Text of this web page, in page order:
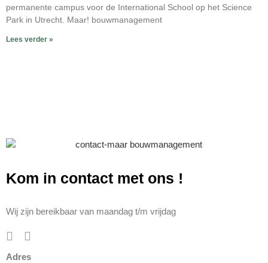
permanente campus voor de International School op het Science
Park in Utrecht. Maar! bouwmanagement
Lees verder »
Kom in contact met ons !
Wij zijn bereikbaar van maandag t/m vrijdag
Adres